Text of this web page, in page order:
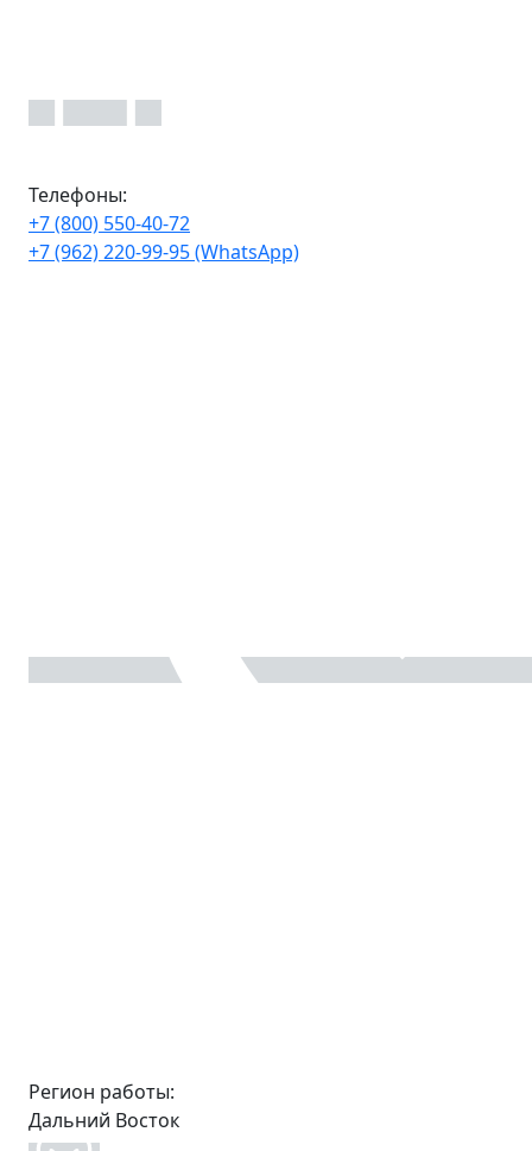
Телефоны:
+7 (800) 550-40-72
+7 (962) 220-99-95 (WhatsApp)
Регион работы:
Дальний Восток